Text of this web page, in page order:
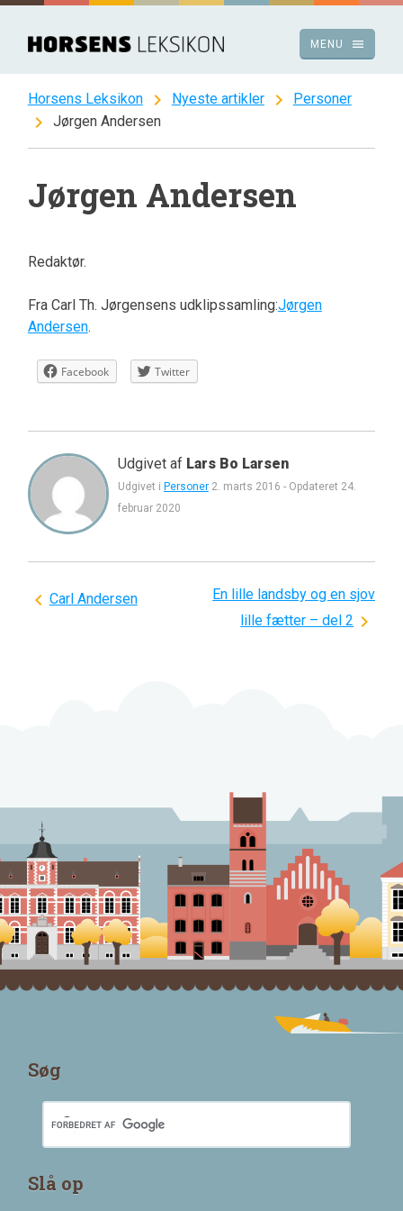
Spring
indhold
menu
MENU
Horsens Leksikon chevron_right Nyeste artikler chevron_right Personer
chevron_right Jørgen Andersen
Jørgen Andersen
Redaktør.
Fra Carl Th. Jørgensens udklipssamling:Jørgen
Andersen.
Facebook Twitter
Udgivet af Lars Bo Larsen
Udgivet i Personer 2. marts 2016 - Opdateret 24.
februar 2020
Indlægsnavigation
Carl Andersen
En lille landsby og en sjov
lille fætter – del 2
Søg
Slå op